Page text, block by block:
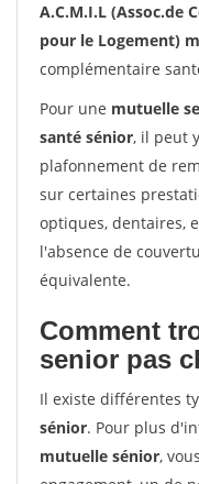
A.C.M.I.L (Assoc.de
pour le Logement)
complémentaire
Pour une mutuelle
santé sénior, il peut
plafonnement de
sur certaines
optiques, dentaires,
l'absence de
équivalente.
Comment
senior pas
Il existe différentes
sénior. Pour plus
mutuelle sénior,